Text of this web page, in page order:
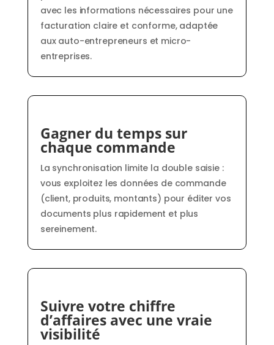
avec les informations nécessaires pour une
facturation claire et conforme, adaptée
aux auto-entrepreneurs et micro-
entreprises.
Gagner du temps sur
chaque commande
La synchronisation limite la double saisie :
vous exploitez les données de commande
(client, produits, montants) pour éditer vos
documents plus rapidement et plus
sereinement.
Suivre votre chiffre
d’affaires avec une vraie
visibilité